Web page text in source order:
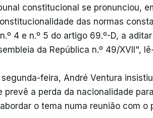
constitucional se pronunciou,
das normas
4 e n.º 5 do artigo 69.º-D, a
da República n.º 49/XVII",
segunda-feira, André Ventura
prevê a perda da nacionalidade
o tema numa reunião com o